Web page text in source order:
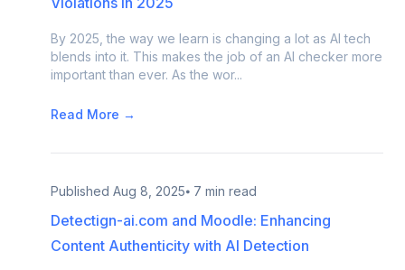
By 2025, the way we learn is changing a lot as AI tech
blends into it. This makes the job of an AI checker more
important than ever. As the wor...
Read More →
Published Aug 8, 2025⦁ 7 min read
Detectign-ai.com and Moodle: Enhancing
Content Authenticity with AI Detection